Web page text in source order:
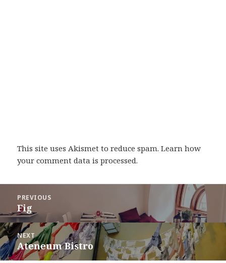
This site uses Akismet to reduce spam.Learn how
your comment data is processed.
navigation
PREVIOUS
Previous
post:
Fig
NEXT
Next
post:
Ateneum Bistro